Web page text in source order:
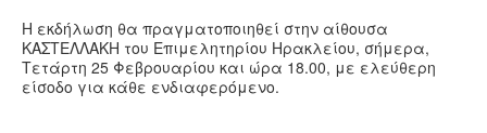
Η εκδήλωση θα πραγματοποιηθεί στην αίθουσα
ΚΑΣΤΕΛΛΑΚΗ του Επιμελητηρίου Ηρακλείου, σήμερα,
Τετάρτη 25 Φεβρουαρίου και ώρα 18.00, με ελεύθερη
είσοδο για κάθε ενδιαφερόμενο.